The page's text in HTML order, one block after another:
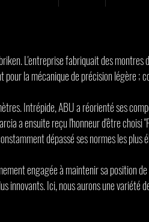
L'entreprise fabriquait des montres
la mécanique de précision légère ;
Intrépide, ABU a réorienté ses
a ensuite reçu l'honneur d'être choisi
dépassé ses normes les plus
engagée à maintenir sa position
innovants. Ici, nous aurons une variété